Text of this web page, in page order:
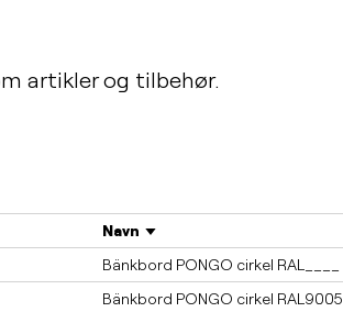
artikler og tilbehør.
Navn
Bänkbord PONGO cirkel RAL____
Bänkbord PONGO cirkel RAL9005